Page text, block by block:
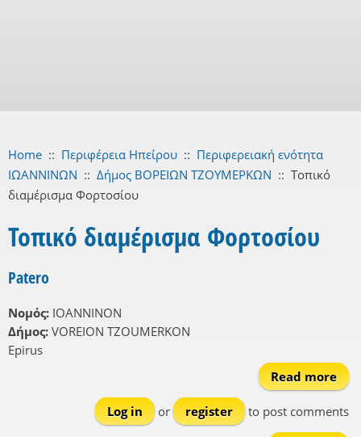
Home :: Περιφέρεια Ηπείρου :: Περιφερειακή ενότητα
ΙΩΑΝΝΙΝΩΝ :: Δήμος ΒΟΡΕΙΩΝ ΤΖΟΥΜΕΡΚΩΝ :: Τοπικό
διαμέρισμα Φορτοσίου
Τοπικό διαμέρισμα Φορτοσίου
Patero
Νομός: IOANNINON
Δήμος: VOREION TZOUMERKON
Epirus
Read more
Log in
or register to post comments